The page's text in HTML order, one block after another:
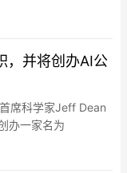
的Gnosis Safe
，并将创办AI公
席科学家Jeff Dean
办一家名为
科学研究流程。与他
Quoc Le和Sanjay